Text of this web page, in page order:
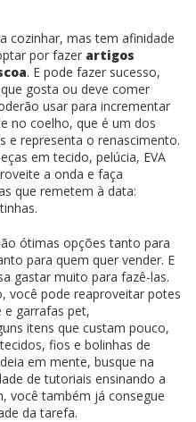
cozinhar, mas tem afinidade
por fazer artigos
. E pode fazer sucesso,
gosta ou deve comer
usar para incrementar
no coelho, que é um dos
e representa o renascimento.
em tecido, pelúcia, EVA
a onda e faça
que remetem à data:
ótimas opções tanto para
para quem quer vender. E
gastar muito para fazê-las.
você pode reaproveitar potes
e garrafas pet,
itens que custam pouco,
fios e bolinhas de
em mente, busque na
de tutoriais ensinando a
você também já consegue
da tarefa.